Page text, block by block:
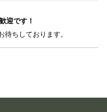
迎です！
ちしております。